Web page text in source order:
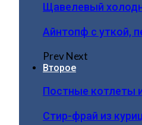
Щавелевый
Айнтопф с уткой,
PrevNext
Второе
Постные котлеты
Стир-фрай из